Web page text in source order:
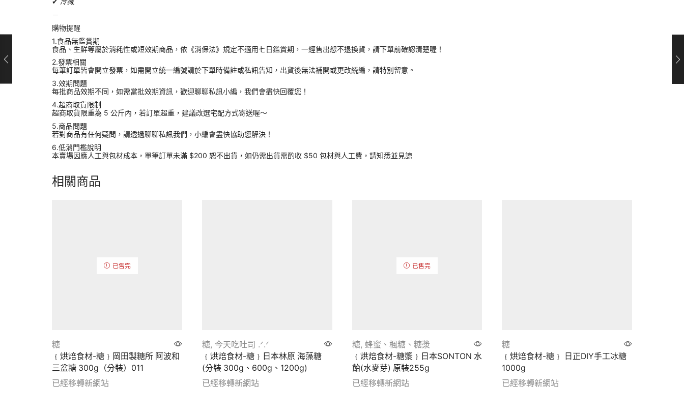
－
購物提醒
1.食品無鑑賞期
食品、生鮮等屬於消耗性或短效期商品，依《消保法》規定不適用七日鑑賞期，一經售出恕不退換貨，請下單前確認清楚喔！
2.發票相關
每筆訂單皆會開立發票，如需開立統一編號請於下單時備註或私訊告知，出貨後無法補開或更改統編，請特別留意。
3.效期問題
每批商品效期不同，如需當批效期資訊，歡迎聊聊私訊小編，我們會盡快回覆您！
4.超商取貨限制
超商取貨限重為 5 公斤內，若訂單超重，建議改選宅配方式寄送喔～
5.商品問題
若對商品有任何疑問，請透過聊聊私訊我們，小編會盡快協助您解決！
6.低消門檻說明
本賣場因應人工與包材成本，單筆訂單未滿 $200 恕不出貨，如仍需出貨需酌收 $50 包材與人工費，請知悉並見諒
相關商品
已售完
糖
﹛烘焙食材-糖﹜岡田製糖所 阿波和
三盆糖 300g（分裝）011
已經移轉新網站
糖, 今天吃吐司 .ᐟ.ᐟ
﹛烘焙食材-糖﹜日本林原 海藻糖
(分裝 300g、600g、1200g)
已經移轉新網站
已售完
糖, 蜂蜜、楓糖、糖漿
﹛烘焙食材-糖漿﹜日本SONTON 水
飴(水麥芽) 原裝255g
已經移轉新網站
糖
﹛烘焙食材-糖﹜ 日正DIY手工冰糖
1000g
已經移轉新網站